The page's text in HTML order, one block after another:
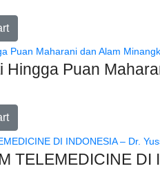
Hingga Puan
TELEMEDICINE